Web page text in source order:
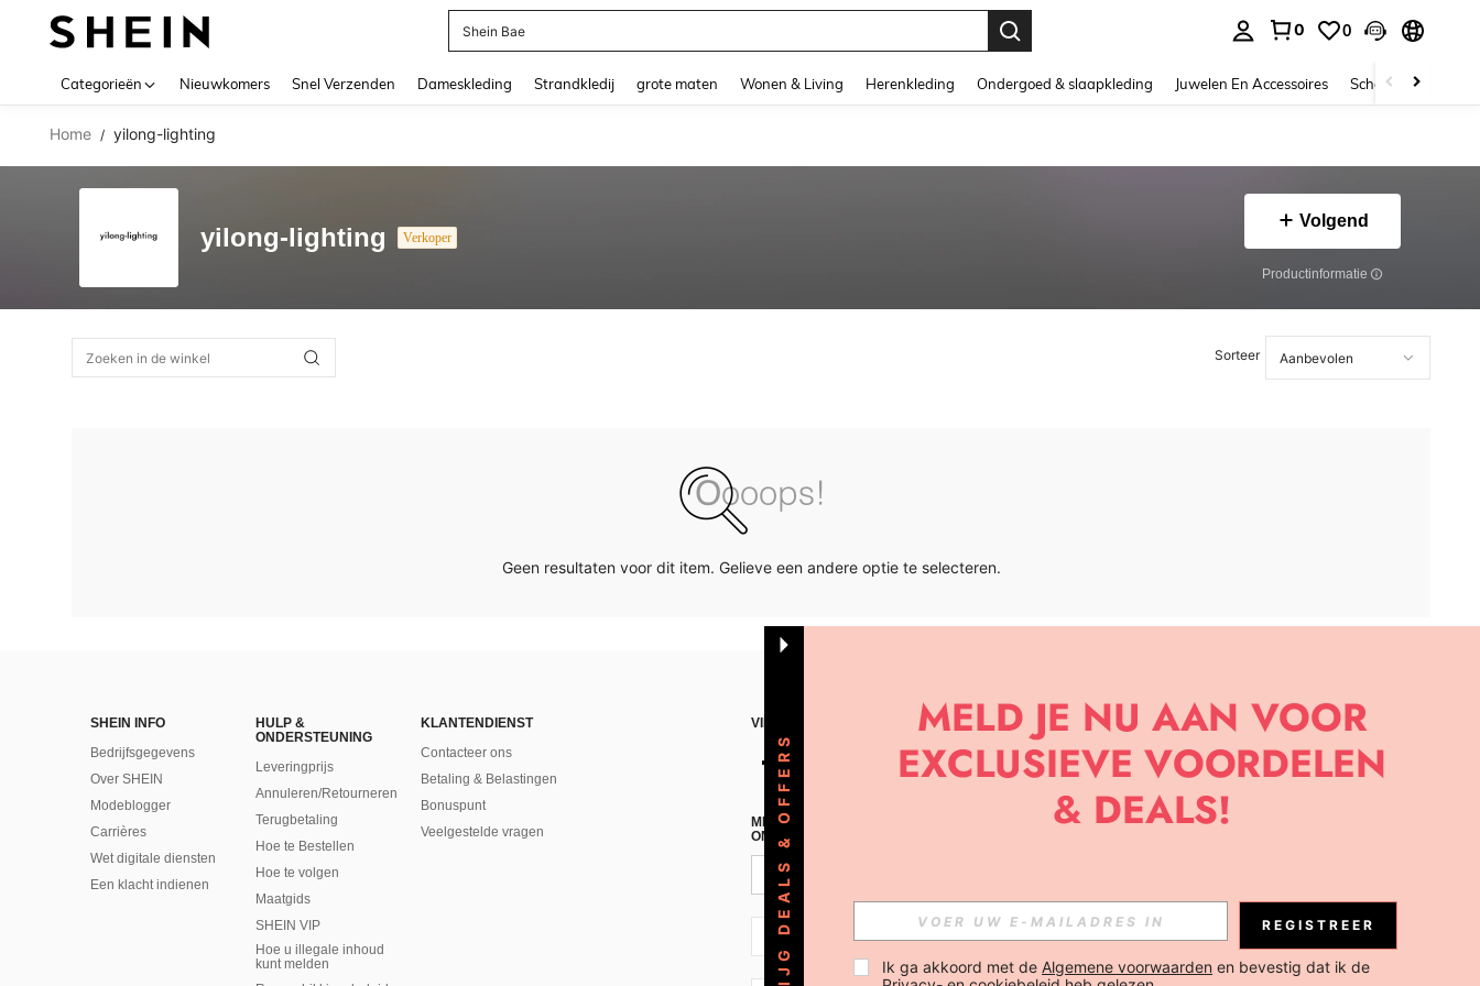
Shein Bae
0 0
Categorieën Nieuwkomers Snel Verzenden Dameskleding Strandkledij grote maten Wonen & Living Herenkleding Ondergoed & slaapkleding Juwelen En Accessoires Schoonheid &
Home / yilong-lighting
yilong-lighting Verkoper
Volgend
Productinformatie
Sorteer
Geen resultaten voor dit item. Gelieve een andere optie te selecteren.
SHEIN INFO
Bedrijfsgegevens
Over SHEIN
Modeblogger
Carrières
Wet digitale diensten
Een klacht indienen
HULP &
ONDERSTEUNING
Leveringprijs
Annuleren/Retourneren
Terugbetaling
Hoe te Bestellen
Hoe te volgen
Maatgids
SHEIN VIP
Hoe u illegale inhoud
kunt melden
KLANTENDIENST
Contacteer ons
Betaling & Belastingen
Bonuspunt
Veelgestelde vragen
VIND ONS
MELD JE A AN VOOR ONZE NIEUWSBRIEF OM DE LAATSTE NIEUWE TRENDS EN KORTINGEN TE
ONTVANGEN!(AFMELDEN IS MOGELIJK ELK MOMENT).
NL + 31
KRIJG DEALS & OFFERS REGISTREER
Ik ga akkoord met de Algemene voorwaarden en bevestig dat ik de